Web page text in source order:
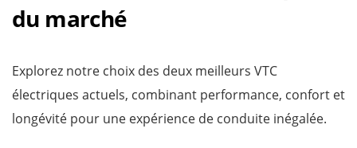
du marché
Explorez notre choix des deux meilleurs VTC
électriques actuels, combinant performance, confort et
longévité pour une expérience de conduite inégalée.